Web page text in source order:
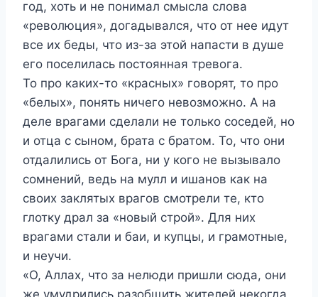
год, хоть и не понимал смысла слова
«революция», догадывался, что от нее идут
все их беды, что из-за этой напасти в душе
его поселилась постоянная тревога.
То про каких-то «красных» говорят, то про
«белых», понять ничего невозможно. А на
деле врагами сделали не только соседей, но
и отца с сыном, брата с братом. То, что они
отдалились от Бога, ни у кого не вызывало
сомнений, ведь на мулл и ишанов как на
своих заклятых врагов смотрели те, кто
глотку драл за «новый строй». Для них
врагами стали и баи, и купцы, и грамотные,
и неучи.
«О, Аллах, что за нелюди пришли сюда, они
же умудрились разобщить жителей некогда